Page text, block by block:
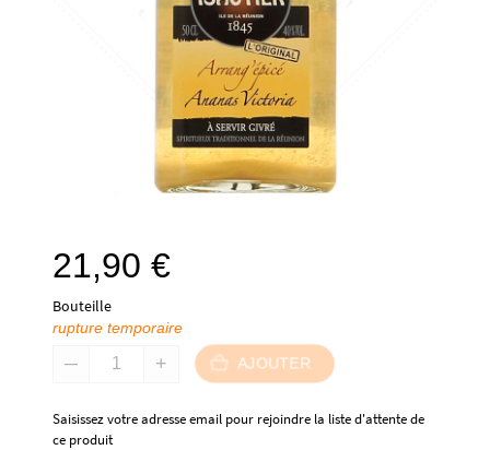
21,90 €
Bouteille
rupture temporaire
AJOUTER
Saisissez votre adresse email pour rejoindre la liste d'attente de
ce produit